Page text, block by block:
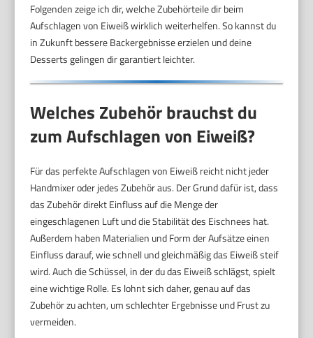
Folgenden zeige ich dir, welche Zubehörteile dir beim
Aufschlagen von Eiweiß wirklich weiterhelfen. So kannst du
in Zukunft bessere Backergebnisse erzielen und deine
Desserts gelingen dir garantiert leichter.
Welches Zubehör brauchst du
zum Aufschlagen von Eiweiß?
Für das perfekte Aufschlagen von Eiweiß reicht nicht jeder
Handmixer oder jedes Zubehör aus. Der Grund dafür ist, dass
das Zubehör direkt Einfluss auf die Menge der
eingeschlagenen Luft und die Stabilität des Eischnees hat.
Außerdem haben Materialien und Form der Aufsätze einen
Einfluss darauf, wie schnell und gleichmäßig das Eiweiß steif
wird. Auch die Schüssel, in der du das Eiweiß schlägst, spielt
eine wichtige Rolle. Es lohnt sich daher, genau auf das
Zubehör zu achten, um schlechter Ergebnisse und Frust zu
vermeiden.